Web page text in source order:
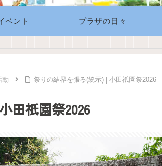
ベント プラザの日々
動 祭りの結界を張る(統示) | 小田祇園祭2026
田祇園祭2026